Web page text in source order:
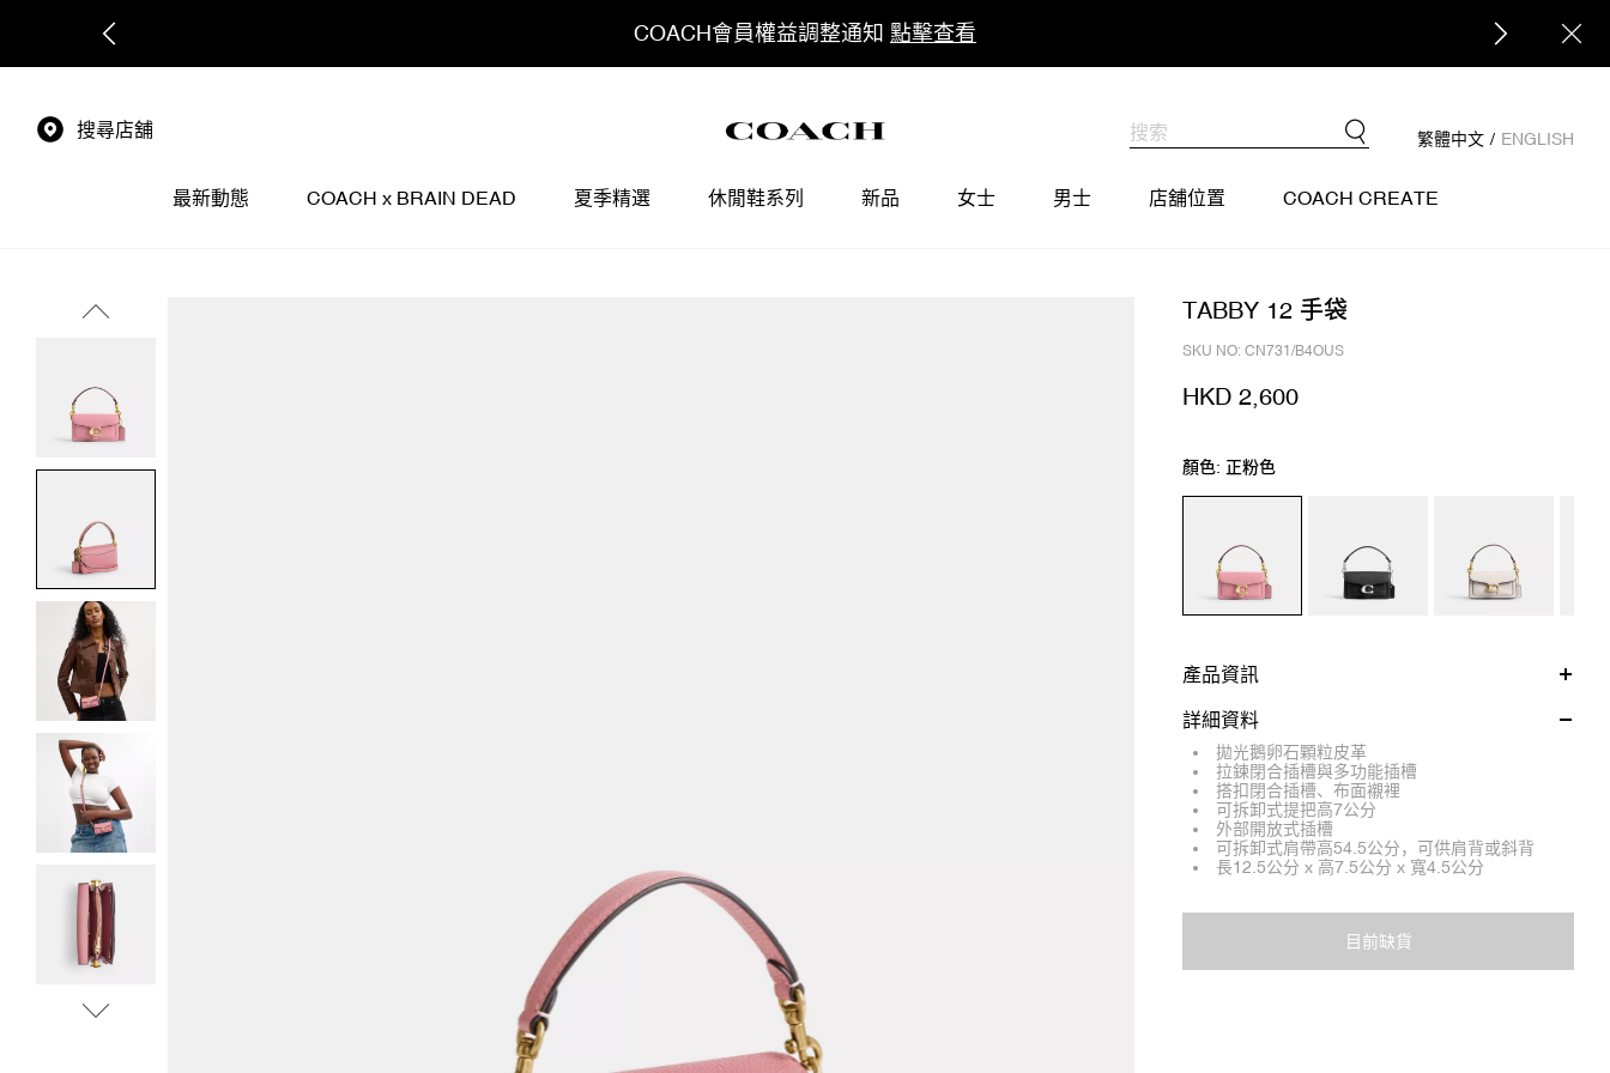
COACH會員權益調整通知 點擊查看
搜尋店舖 繁體中文 / ENGLISH
最新動態 COACH x BRAIN DEAD 夏季精選 休閒鞋系列 新品 女士 男士 店舖位置 COACH CREATE
TABBY 12 手袋
SKU NO: CN731/B4OUS
HKD 2,600
顏色: 正粉色
產品資訊
詳細資料
拋光鵝卵石顆粒皮革
拉鍊閉合插槽與多功能插槽
搭扣閉合插槽、布面襯裡
可拆卸式提把高7公分
外部開放式插槽
可拆卸式肩帶高54.5公分，可供肩背或斜背
長12.5公分 x 高7.5公分 x 寬4.5公分
目前缺貨